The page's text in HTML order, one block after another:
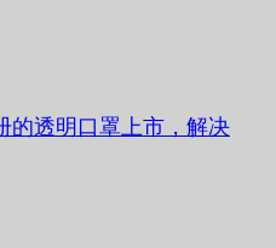
的透明口罩上市，解决